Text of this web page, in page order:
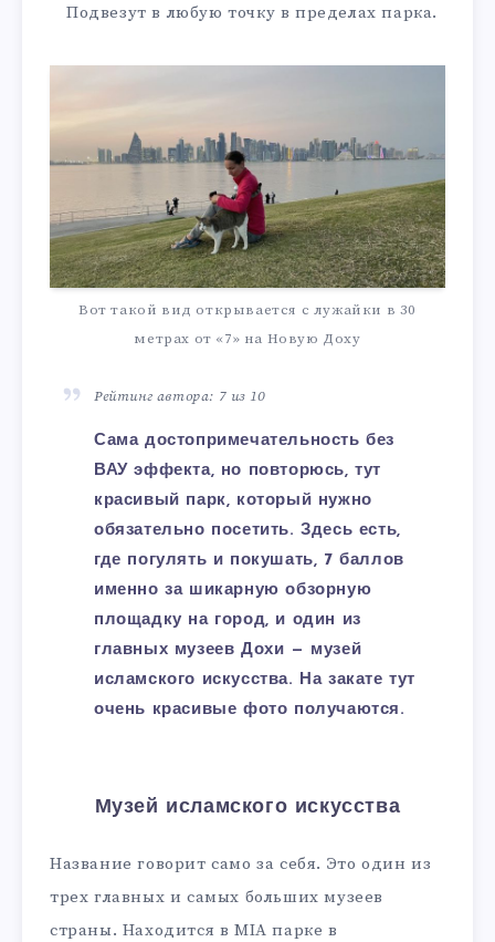
Подвезут в любую точку в пределах парка.
Вот такой вид открывается с лужайки в 30
метрах от «7» на Новую Доху
Рейтинг автора: 7 из 10
Сама достопримечательность без
ВАУ эффекта, но повторюсь, тут
красивый парк, который нужно
обязательно посетить. Здесь есть,
где погулять и покушать, 7 баллов
именно за шикарную обзорную
площадку на город, и один из
главных музеев Дохи — музей
исламского искусства. На закате тут
очень красивые фото получаются.
Музей исламского искусства
Название говорит само за себя. Это один из
трех главных и самых больших музеев
страны. Находится в MIA парке в